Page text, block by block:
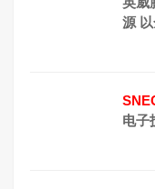
源
电子